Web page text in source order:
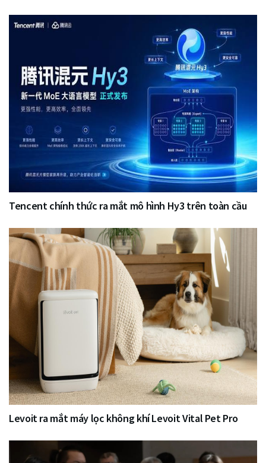
Tencent chính thức ra mắt mô hình Hy3 trên toàn cầu
Levoit ra mắt máy lọc không khí Levoit Vital Pet Pro